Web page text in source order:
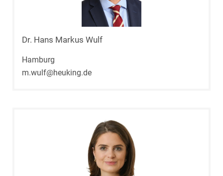
Dr. Hans Markus Wulf
Hamburg
m.wulf@heuking.de